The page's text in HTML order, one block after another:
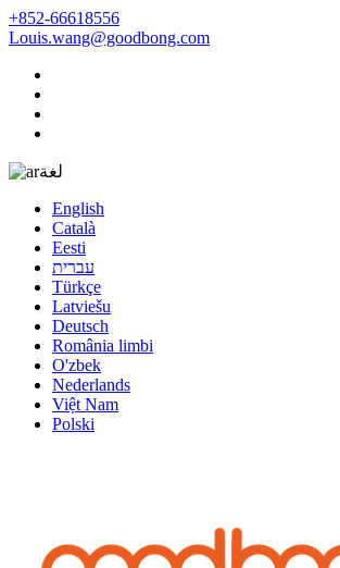
+852-66618556
Louis.wang@goodbong.com
لغة
English
Català
Eesti
עברית
Türkçe
Latviešu
Deutsch
România limbi
O'zbek
Nederlands
Việt Nam
Polski